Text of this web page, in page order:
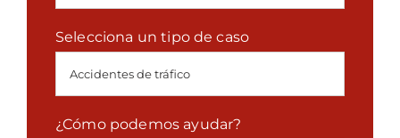
Selecciona un tipo de caso
¿Cómo podemos ayudar?